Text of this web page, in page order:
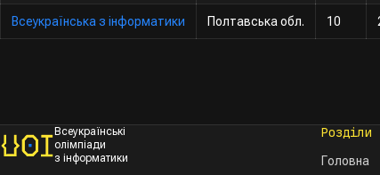
Всеукраїнська з інформатики Полтавська обл. 10
Всеукраїнські
олімпіади
з інформатики
Розділи
Головна